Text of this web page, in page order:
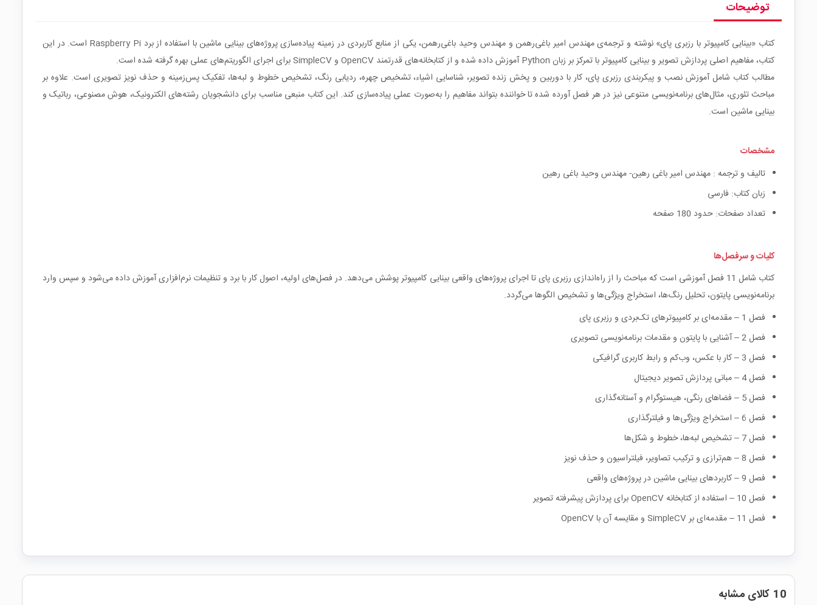
توضیحات
کتاب «بینایی کامپیوتر با رزبری پای» نوشته و ترجمه‌ی مهندس امیر باغی‌رهمن و مهندس وحید باغی‌رهمن، یکی از منابع کاربردی در زمینه پیاده‌سازی پروژه‌های بینایی ماشین با استفاده از برد Raspberry Pi است. در این
کتاب، مفاهیم اصلی پردازش تصویر و بینایی کامپیوتر با تمرکز بر زبان Python آموزش داده شده و از کتابخانه‌های قدرتمند OpenCV و SimpleCV برای اجرای الگوریتم‌های عملی بهره گرفته شده است.
مطالب کتاب شامل آموزش نصب و پیکربندی رزبری پای، کار با دوربین و پخش زنده تصویر، شناسایی اشیاء، تشخیص چهره، ردیابی رنگ، تشخیص خطوط و لبه‌ها، تفکیک پس‌زمینه و حذف نویز تصویری است. علاوه بر
مباحث تئوری، مثال‌های برنامه‌نویسی متنوعی نیز در هر فصل آورده شده تا خواننده بتواند مفاهیم را به‌صورت عملی پیاده‌سازی کند. این کتاب منبعی مناسب برای دانشجویان رشته‌های الکترونیک، هوش مصنوعی، رباتیک و
بینایی ماشین است.
مشخصات
تالیف و ترجمه : مهندس امیر باغی رهین- مهندس وحید باغی رهین
زبان کتاب: فارسی
تعداد صفحات: حدود 180 صفحه
کلیات و سرفصل‌ها
کتاب شامل 11 فصل آموزشی است که مباحث را از راه‌اندازی رزبری پای تا اجرای پروژه‌های واقعی بینایی کامپیوتر پوشش می‌دهد. در فصل‌های اولیه، اصول کار با برد و تنظیمات نرم‌افزاری آموزش داده می‌شود و سپس وارد
برنامه‌نویسی پایتون، تحلیل رنگ‌ها، استخراج ویژگی‌ها و تشخیص الگوها می‌گردد.
فصل 1 – مقدمه‌ای بر کامپیوترهای تک‌بردی و رزبری پای
فصل 2 – آشنایی با پایتون و مقدمات برنامه‌نویسی تصویری
فصل 3 – کار با عکس، وب‌کم و رابط کاربری گرافیکی
فصل 4 – مبانی پردازش تصویر دیجیتال
فصل 5 – فضاهای رنگی، هیستوگرام و آستانه‌گذاری
فصل 6 – استخراج ویژگی‌ها و فیلترگذاری
فصل 7 – تشخیص لبه‌ها، خطوط و شکل‌ها
فصل 8 – هم‌ترازی و ترکیب تصاویر، فیلتراسیون و حذف نویز
فصل 9 – کاربردهای بینایی ماشین در پروژه‌های واقعی
فصل 10 – استفاده از کتابخانه OpenCV برای پردازش پیشرفته تصویر
فصل 11 – مقدمه‌ای بر SimpleCV و مقایسه آن با OpenCV
10 کالای مشابه